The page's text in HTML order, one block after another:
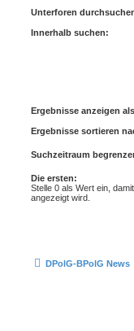
Unterforen
Innerhalb suchen:
Ergebnisse anzeigen
Ergebnisse sortieren
Suchzeitraum
Die ersten:
Stelle 0 als Wert ein,
angezeigt wird.
DPolG-BPolG News